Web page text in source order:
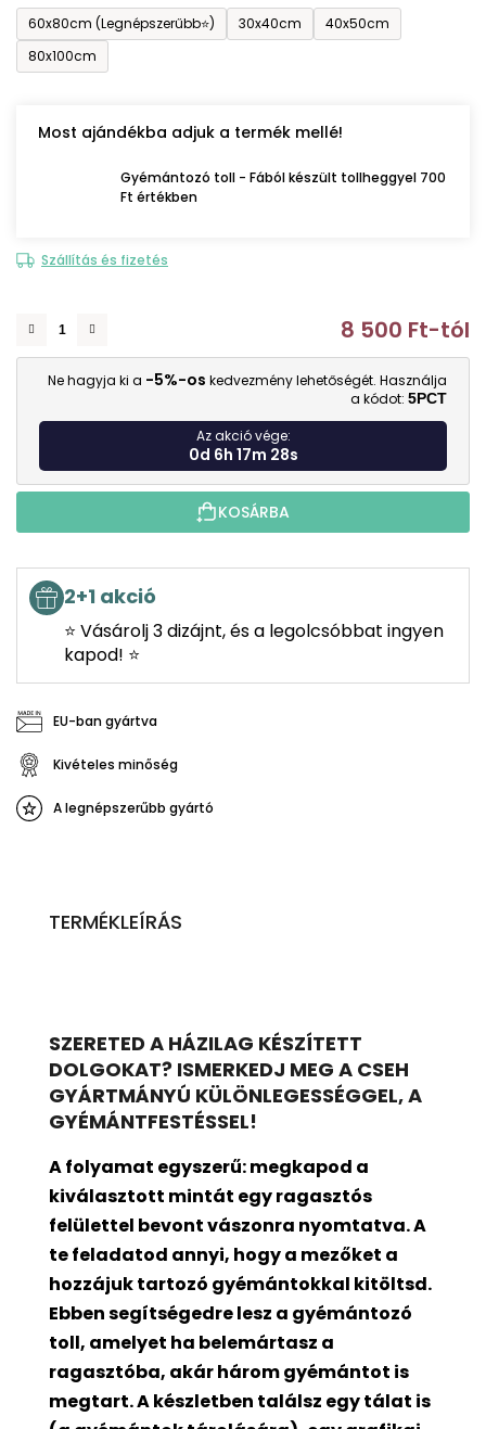
60x80cm (Legnépszerűbb⭐)
30x40cm
40x50cm
80x100cm
Most ajándékba adjuk a termék mellé!
Gyémántozó toll - Fából készült tollheggyel 700
Ft értékben
Szállítás és fizetés
8 500 Ft-tól
Ne hagyja ki a -5%-os kedvezmény lehetőségét. Használja
a kódot: 5PCT
Az akció vége:
0d 6h 17m 27s
KOSÁRBA
2+1 akció
⭐ Vásárolj 3 dizájnt, és a legolcsóbbat ingyen
kapod! ⭐
EU-ban gyártva
Kivételes minőség
A legnépszerűbb gyártó
TERMÉKLEÍRÁS
SZERETED A HÁZILAG KÉSZÍTETT
DOLGOKAT? ISMERKEDJ MEG A CSEH
GYÁRTMÁNYÚ KÜLÖNLEGESSÉGGEL, A
GYÉMÁNTFESTÉSSEL!
A folyamat egyszerű: megkapod a
kiválasztott mintát egy ragasztós
felülettel bevontvászonra nyomtatva. A
te feladatod annyi, hogy a mezőket a
hozzájuk tartozó gyémántokkal kitöltsd.
Ebben segítségedre lesz a gyémántozó
toll, amelyet ha belemártasz a
ragasztóba, akár három gyémántot is
megtart. A készletben találsz egy tálat is